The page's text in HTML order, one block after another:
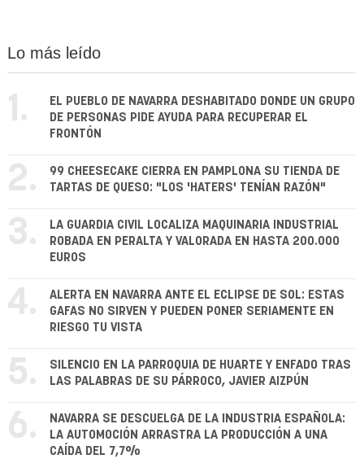
Lo más leído
1.
EL PUEBLO DE NAVARRA DESHABITADO DONDE UN GRUPO
DE PERSONAS PIDE AYUDA PARA RECUPERAR EL
FRONTÓN
2.
99 CHEESECAKE CIERRA EN PAMPLONA SU TIENDA DE
TARTAS DE QUESO: "LOS 'HATERS' TENÍAN RAZÓN"
3.
LA GUARDIA CIVIL LOCALIZA MAQUINARIA INDUSTRIAL
ROBADA EN PERALTA Y VALORADA EN HASTA 200.000
EUROS
4.
ALERTA EN NAVARRA ANTE EL ECLIPSE DE SOL: ESTAS
GAFAS NO SIRVEN Y PUEDEN PONER SERIAMENTE EN
RIESGO TU VISTA
5.
SILENCIO EN LA PARROQUIA DE HUARTE Y ENFADO TRAS
LAS PALABRAS DE SU PÁRROCO, JAVIER AIZPÚN
6.
NAVARRA SE DESCUELGA DE LA INDUSTRIA ESPAÑOLA:
LA AUTOMOCIÓN ARRASTRA LA PRODUCCIÓN A UNA
CAÍDA DEL 7,7%